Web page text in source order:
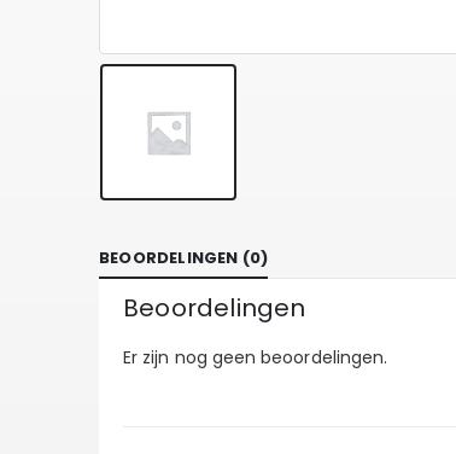
BEOORDELINGEN (0)
Beoordelingen
Er zijn nog geen beoordelingen.